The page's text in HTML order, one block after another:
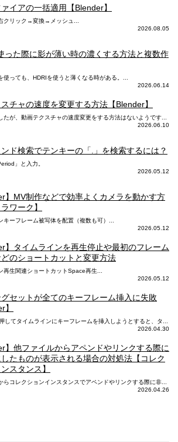
ネマティッ
画メインカメラ 手ぶれ補正
式手ぶれ補
）
光学式手
れ補正（4
）
ビデオの光学式手ぶれ補正（広
K、1080p、720p）
イン
アウト
2倍の光学ズームアウト
最大3倍のデジタルズーム
画メインカメラ スロー撮影
1080p(120fpsまたは240fps)
ンカメラ タイムラプスビデオ
能 手ぶれ補正機能
カメラ タイムラプスナイトモード
画フロントカメラ 4K撮影
ロントカメラ 1080p HD 撮影
イアの一括適用【Blender】
クリック→変換→メッシュ...
2026.08.05
った際に影が薄い時の濃くする方法と複数作
使っても、HDRIを使うと薄くなる時がある。...
2026.06.14
チャの速度を変更する方法【Blender】
たが、動画テクスチャの速度変更をする方法はないようです...
2026.06.10
ド検索でテンキーの「.」を検索するには？
」と入力。
2026.05.12
】MV制作などで効率よくカメラを動かす方
ワーク】
キーフレーム被写体を配置（複数も可）...
2026.05.12
】タイムラインを再生停止や最初のフレーム
のショートカットと変更方法
再生関連ショートカットSpace再生...
2026.05.12
セットが全てのキーフレーム挿入に失敗
】
してタイムラインにキーフレームを挿入しようとすると、タ...
2026.04.30
】他ファイルからアペンドやリンクする際に
たものが表示される場合の対処法【コレク
スタンス】
らコレクションインスタンスでアペンドやリンクする際に非...
2026.04.26